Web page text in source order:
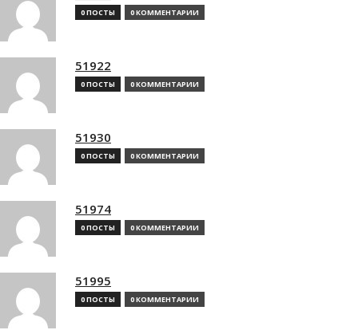
0 ПОСТЫ 0 КОММЕНТАРИИ
51922
0 ПОСТЫ 0 КОММЕНТАРИИ
51930
0 ПОСТЫ 0 КОММЕНТАРИИ
51974
0 ПОСТЫ 0 КОММЕНТАРИИ
51995
0 ПОСТЫ 0 КОММЕНТАРИИ